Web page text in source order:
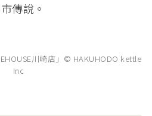
傳說。
川崎店」© HAKUHODO kettle
Inc